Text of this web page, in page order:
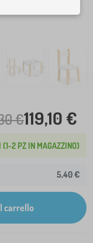
€119,10 €
(1-2 PZ IN MAGAZZINO)
5,40 €
carrello